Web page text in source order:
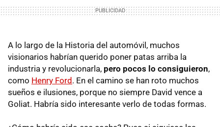
A lo largo de la Historia del automóvil, muchos
visionarios habrían querido poner patas arriba la
industria y revolucionarla, pero pocos lo consiguieron,
como Henry Ford . En el camino se han roto muchos
sueños e ilusiones, porque no siempre David vence a
Goliat. Habría sido interesante verlo de todas formas.